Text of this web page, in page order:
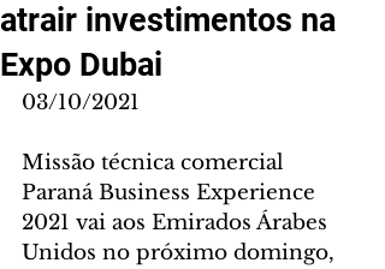
atrair investimentos na
Expo Dubai
03/10/2021
Missão técnica comercial
Paraná Business Experience
2021 vai aos Emirados Árabes
Unidos no próximo domingo,